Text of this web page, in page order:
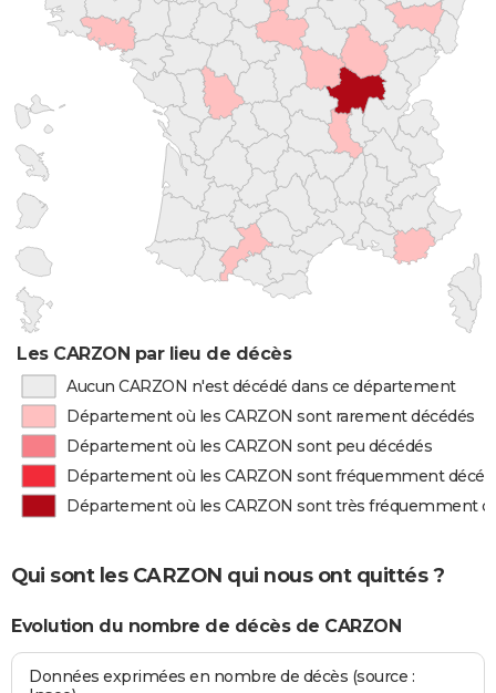
Les CARZON par lieu de décès
Aucun CARZON n'est décédé dans ce département
Département où les CARZON sont rarement décédés
Département où les CARZON sont peu décédés
Département où les CARZON sont fréquemment
Département où les CARZON sont très fréquemment
Qui sont les CARZON qui nous ont quittés ?
Evolution du nombre de décès de CARZON
Données exprimées en nombre de décès (source :